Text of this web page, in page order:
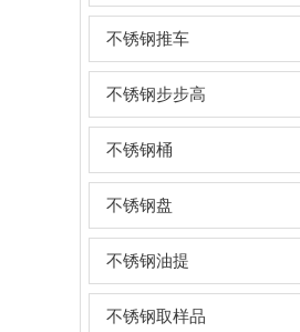
不锈钢推车
不锈钢步步高
不锈钢桶
不锈钢盘
不锈钢油提
不锈钢取样品